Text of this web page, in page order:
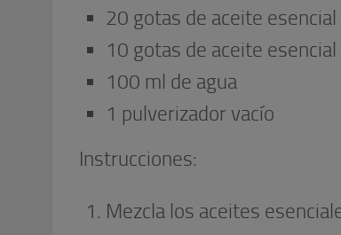
20 gotas de aceite esencial
10 gotas de aceite
100 ml de agua
1 pulverizador vacío
Instrucciones:
Mezcla los aceites